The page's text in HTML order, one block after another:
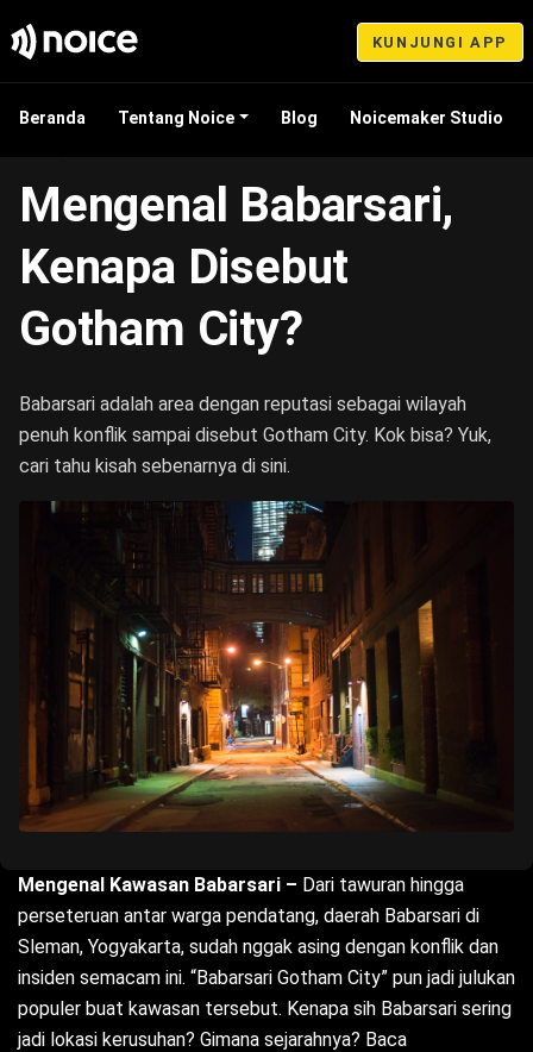
KUNJUNGI APP
Beranda Tentang Noice Blog Noicemaker Studio
Mengenal Babarsari,
Kenapa Disebut
Gotham City?
Babarsari adalah area dengan reputasi sebagai wilayah
penuh konflik sampai disebut Gotham City. Kok bisa? Yuk,
cari tahu kisah sebenarnya di sini.
Mengenal Kawasan Babarsari – Dari tawuran hingga
perseteruan antar warga pendatang, daerah Babarsari di
Sleman, Yogyakarta, sudah nggak asing dengan konflik dan
insiden semacam ini. “Babarsari Gotham City” pun jadi julukan
populer buat kawasan tersebut. Kenapa sih Babarsari sering
jadi lokasi kerusuhan? Gimana sejarahnya? Baca